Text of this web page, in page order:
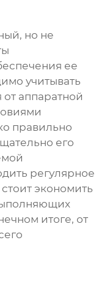
но не
ее
учитывать
аппаратной
правильно
его
регулярное
экономить
итоге, от